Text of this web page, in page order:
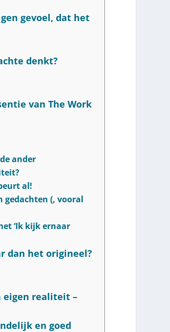
gevoel, dat het
denkt?
van The Work
ander
al!
gedachten (, vooral
‘Ik kijk ernaar
dan het origineel?
eigen realiteit –
en goed